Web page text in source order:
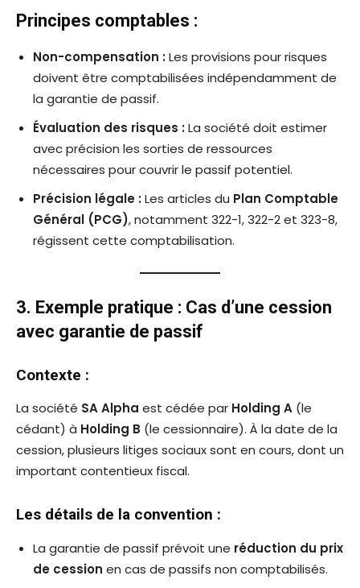
Principes comptables :
Non-compensation :Les provisions pour risques
doivent être comptabilisées indépendamment de
la garantie de passif.
Évaluation des risques :La société doit estimer
avec précision les sorties de ressources
nécessaires pour couvrir le passif potentiel.
Précision légale :Les articles du Plan Comptable
Général (PCG), notamment 322-1, 322-2 et 323-8,
régissent cette comptabilisation.
3. Exemple pratique : Cas d’une cession
avec garantie de passif
Contexte :
La société SA Alpha est cédée par Holding A (le
cédant) à Holding B (le cessionnaire). À la date de la
cession, plusieurs litiges sociaux sont en cours, dont un
important contentieux fiscal.
Les détails de la convention :
La garantie de passif prévoit une réduction du prix
de cession en cas de passifs non comptabilisés.